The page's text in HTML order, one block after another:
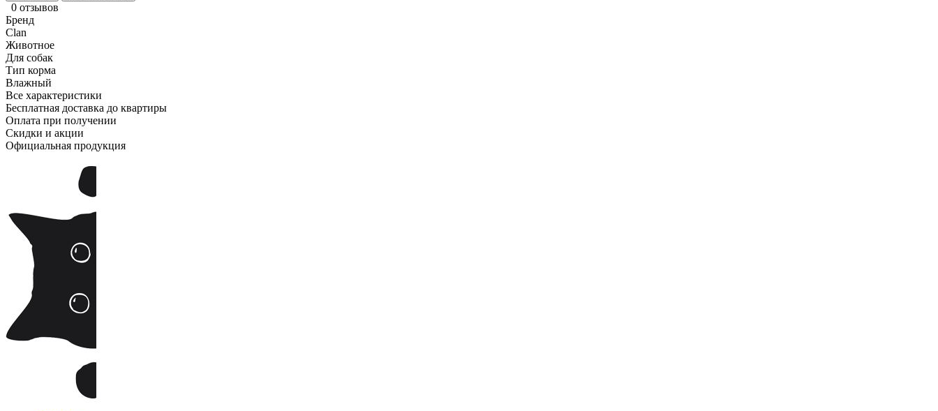
0 отзывов
Бренд
Clan
Животное
Для собак
Тип корма
Влажный
Все характеристики
Бесплатная доставка до квартиры
Оплата при получении
Скидки и акции
Официальная продукция